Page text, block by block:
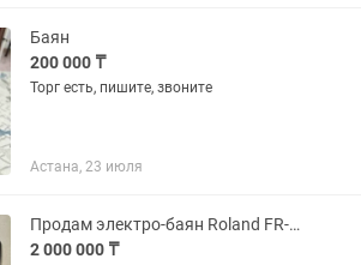
Баян
200 000 ₸
Торг есть, пишите, звоните
Астана, 23 июля
Продам электро-баян Roland FR-3XB
2 000 000 ₸